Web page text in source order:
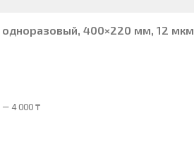
одноразовый, 400×220 мм, 12 мкм
4 000 ₸